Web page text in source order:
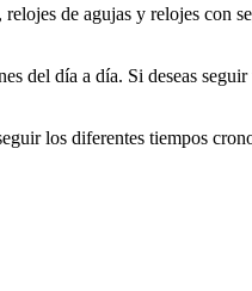
de agujas y relojes con
del día a día. Si deseas
los diferentes tiempos